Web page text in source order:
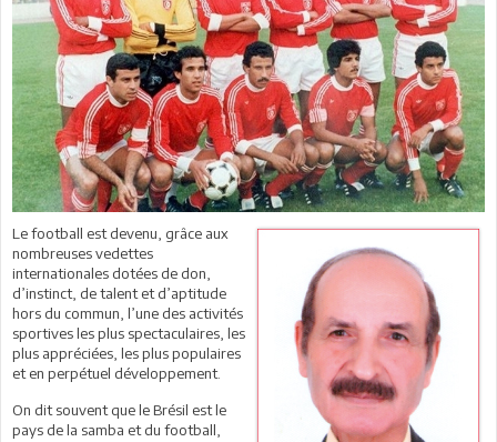
Le football est devenu, grâce aux
nombreuses vedettes
internationales dotées de don,
d’instinct, de talent et d’aptitude
hors du commun, l’une des activités
sportives les plus spectaculaires, les
plus appréciées, les plus populaires
et en perpétuel développement.
On dit souvent que le Brésil est le
pays de la samba et du football,